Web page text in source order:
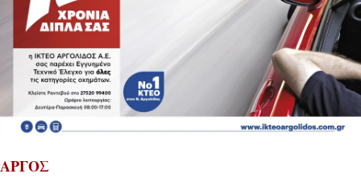
ΑΡΓΟΣ